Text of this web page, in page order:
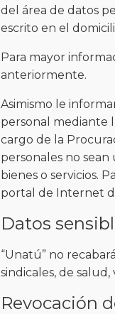
del área de datos
escrito en el
Para mayor
anteriormente.
Asimismo le
personal mediante
cargo de la
personales no
bienes o servicios.
portal de Internet
Datos
“Unatú” no
sindicales, de
Revocación